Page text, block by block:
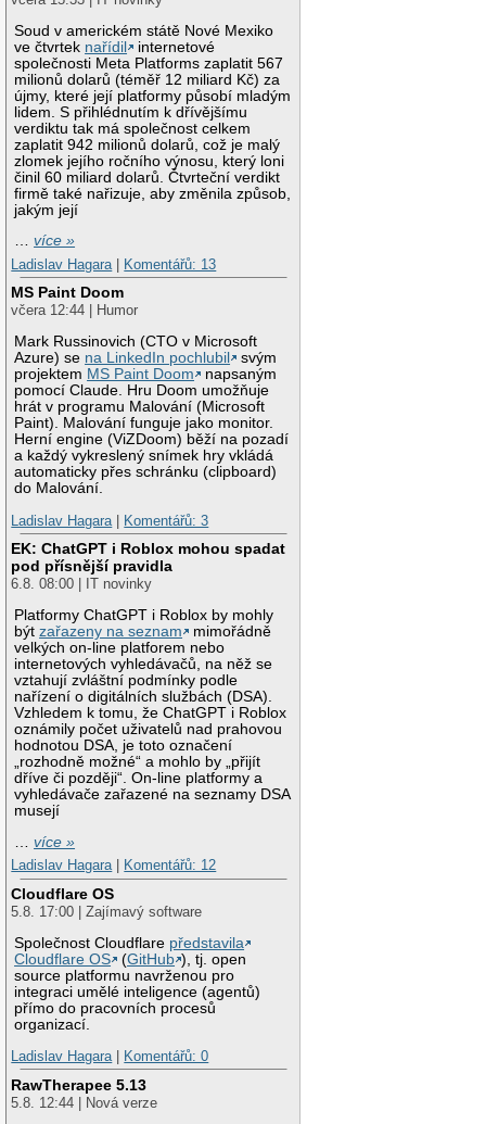
Soud v americkém státě Nové Mexiko
ve čtvrtek nařídil
internetové
společnosti Meta Platforms zaplatit 567
milionů dolarů (téměř 12 miliard Kč) za
újmy, které její platformy působí mladým
lidem. S přihlédnutím k dřívějšímu
verdiktu tak má společnost celkem
zaplatit 942 milionů dolarů, což je malý
zlomek jejího ročního výnosu, který loni
činil 60 miliard dolarů. Čtvrteční verdikt
firmě také nařizuje, aby změnila způsob,
jakým její
…více »
Ladislav Hagara
Komentářů: 13
MS Paint Doom
včera 12:44 | Humor
Mark Russinovich (CTO v Microsoft
Azure) se na LinkedIn pochlubil
svým
projektem MS Paint Doom
napsaným
pomocí Claude. Hru Doom umožňuje
hrát v programu Malování (Microsoft
Paint). Malování funguje jako monitor.
Herní engine (ViZDoom) běží na pozadí
a každý vykreslený snímek hry vkládá
automaticky přes schránku (clipboard)
do Malování.
Ladislav Hagara
Komentářů: 3
EK: ChatGPT i Roblox mohou spadat
pod přísnější pravidla
6.8. 08:00 | IT novinky
Platformy ChatGPT i Roblox by mohly
býtzařazeny na seznam
mimořádně
velkých on-line platforem nebo
internetových vyhledávačů, na něž se
vztahují zvláštní podmínky podle
nařízení o digitálních službách (DSA).
Vzhledem k tomu, že ChatGPT i Roblox
oznámily počet uživatelů nad prahovou
hodnotou DSA, je toto označení
„rozhodně možné“ a mohlo by „přijít
dříve či později“. On-line platformy a
vyhledávače zařazené na seznamy DSA
musejí
…více »
Ladislav Hagara| Komentářů: 12
Cloudflare OS
5.8. 17:00 | Zajímavý software
Společnost Cloudflare představila
Cloudflare OS
(GitHub ), tj. open
source platformu navrženou pro
integraci umělé inteligence (agentů)
přímo do pracovních procesů
organizací.
Ladislav Hagara| Komentářů: 0
RawTherapee 5.13
5.8. 12:44 | Nová verze